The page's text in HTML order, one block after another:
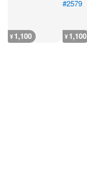
¥1,100 ¥1,100